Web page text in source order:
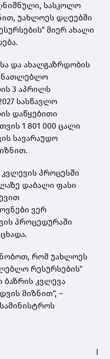
სასკოლო
უახლოეს დღეებში
მიერ ახალი
და ახალგაზრდობის
3 აპრილს
სასწავლო
დაწყებითი
1 801 000 ცალი
სავარაუდო
კვლევის პროცესში
დაბალი ფასი
ვერ
პროცედურაში
რომ უახლოეს
რესურსების“
ბაზრის კვლევა
მიზნით“, –